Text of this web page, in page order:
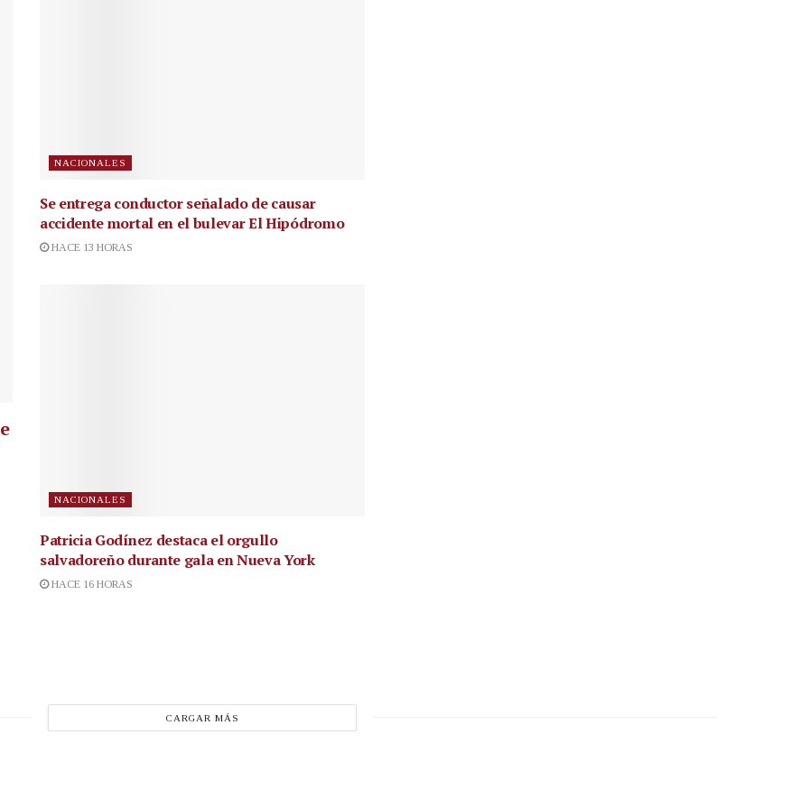
NACIONALES
Se entrega conductor señalado de causar
accidente mortal en el bulevar El Hipódromo
HACE 13 HORAS
NACIONALES
Patricia Godínez destaca el orgullo
salvadoreño durante gala en Nueva York
HACE 16 HORAS
CARGAR MÁS